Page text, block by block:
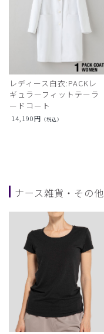
レディース白衣:PACKレ
ギュラーフィットテーラ
ードコート
14,190円 （税込）
ナース雑貨・その他